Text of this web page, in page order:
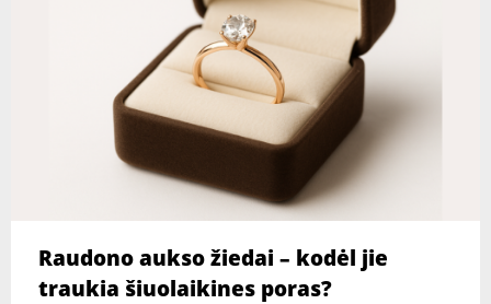
Raudono aukso žiedai – kodėl jie
traukia šiuolaikines poras?